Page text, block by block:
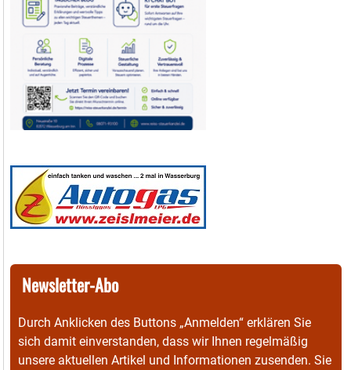
Newsletter-Abo
Durch Anklicken des Buttons „Anmelden“ erklären Sie
sich damit einverstanden, dass wir Ihnen regelmäßig
unsere aktuellen Artikel und Informationen zusenden. Sie